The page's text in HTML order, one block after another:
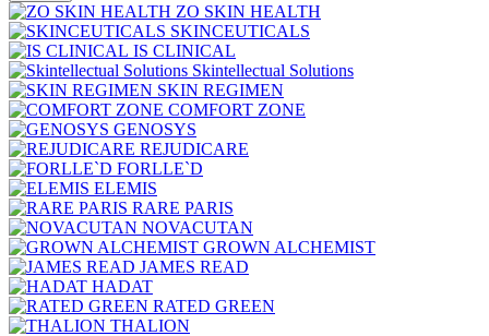
ZO SKIN HEALTH
SKINCEUTICALS
IS CLINICAL
Skintellectual Solutions
SKIN REGIMEN
COMFORT ZONE
GENOSYS
REJUDICARE
FORLLE`D
ELEMIS
RARE PARIS
NOVACUTAN
GROWN ALCHEMIST
JAMES READ
HADAT
RATED GREEN
THALION